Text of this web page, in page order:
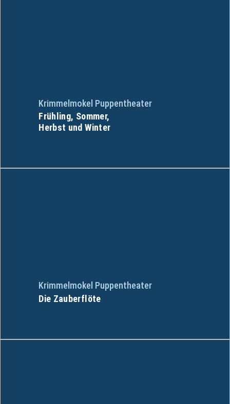
Krimmelmokel Puppentheater
Frühling, Sommer,
Herbst und Winter
Krimmelmokel Puppentheater
Die Zauberflöte